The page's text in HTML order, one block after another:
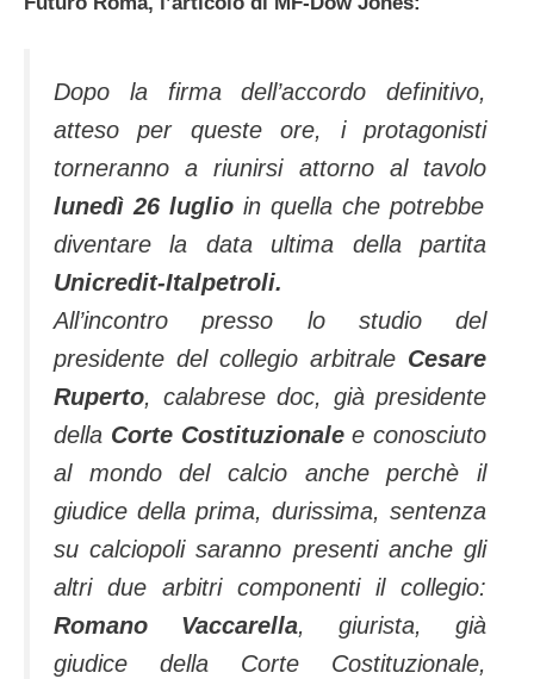
Dopo la firma dell’accordo definitivo,
atteso per queste ore, i protagonisti
torneranno a riunirsi attorno al tavolo
lunedì 26 luglio in quella che potrebbe
diventare la data ultima della partita
Unicredit-Italpetroli.
All’incontro presso lo studio del
presidente del collegio arbitrale Cesare
Ruperto, calabrese doc, già presidente
della Corte Costituzionalee conosciuto
al mondo del calcio anche perchè il
giudice della prima, durissima, sentenza
su calciopoli saranno presenti anche gli
altri due arbitri componenti il collegio:
Romano Vaccarella, giurista, già
giudice della Corte Costituzionale,